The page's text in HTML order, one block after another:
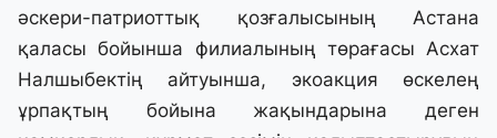
әскери-патриоттық қозғалысының Астана
қаласы бойынша филиалының төрағасы Асхат
Налшыбектің айтуынша, экоакция өскелең
ұрпақтың бойына жақындарына деген